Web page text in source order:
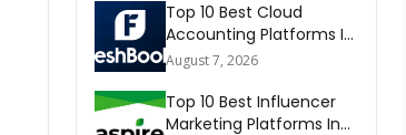
Top 10 Best Cloud
Accounting Platforms In
The World 2026
August 7, 2026
Top 10 Best Influencer
Marketing Platforms In